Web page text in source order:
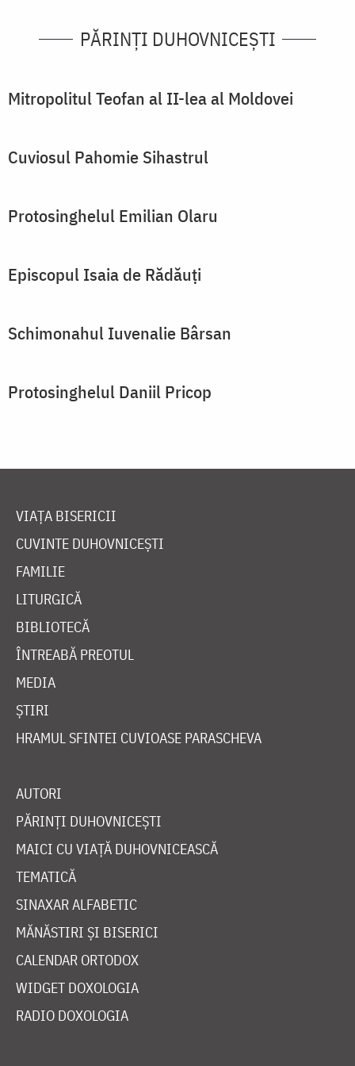
PĂRINȚI DUHOVNICEȘTI
Mitropolitul Teofan al II-lea al Moldovei
Cuviosul Pahomie Sihastrul
Protosinghelul Emilian Olaru
Episcopul Isaia de Rădăuţi
Schimonahul Iuvenalie Bârsan
Protosinghelul Daniil Pricop
VIAȚA BISERICII
CUVINTE DUHOVNICEȘTI
FAMILIE
LITURGICĂ
BIBLIOTECĂ
ÎNTREABĂ PREOTUL
MEDIA
ȘTIRI
HRAMUL SFINTEI CUVIOASE PARASCHEVA
AUTORI
PĂRINȚI DUHOVNICEȘTI
MAICI CU VIAȚĂ DUHOVNICEASCĂ
TEMATICĂ
SINAXAR ALFABETIC
MĂNĂSTIRI ȘI BISERICI
CALENDAR ORTODOX
WIDGET DOXOLOGIA
RADIO DOXOLOGIA